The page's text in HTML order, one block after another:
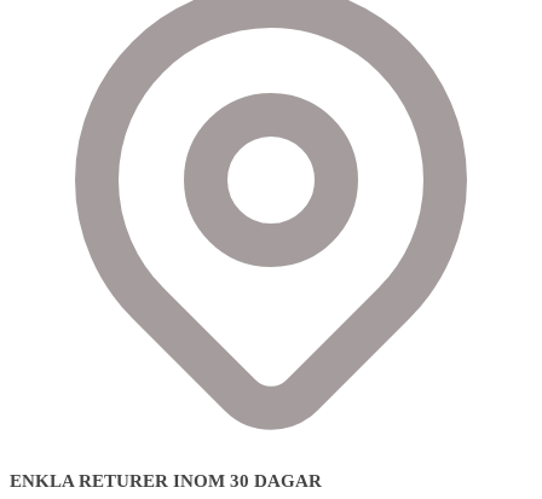
ENKLA RETURER INOM 30 DAGAR